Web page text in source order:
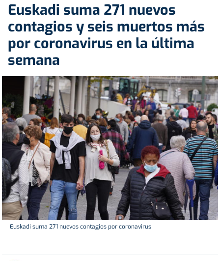
Euskadi suma 271 nuevos
contagios y seis muertos más
por coronavirus en la última
semana
Euskadi suma 271 nuevos contagios por coronavirus